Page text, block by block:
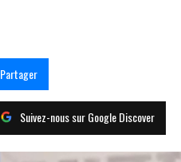
Partager
Suivez-nous sur Google Discover